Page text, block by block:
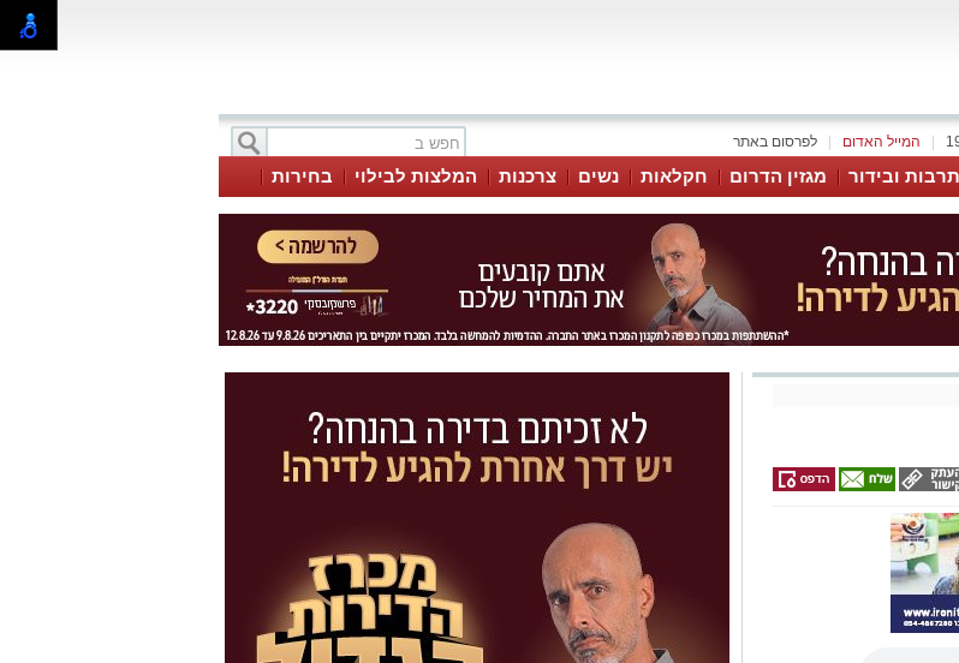
לפרסום באתר המייל האדום
תרבות ובידור מגזין הדרום חקלאות נשים צרכנות המלצות לבילוי
בחירות